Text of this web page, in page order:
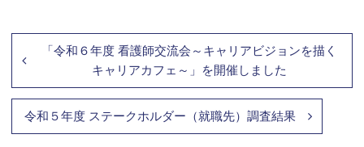
「令和６年度 看護師交流会～キャリアビジョンを描く
キャリアカフェ～」を開催しました
令和５年度 ステークホルダー（就職先）調査結果